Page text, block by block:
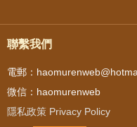
聯繫我們
電郵：
微信：haomurenweb
隱私政策 Privacy Policy